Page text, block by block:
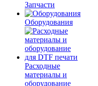
Запчасти
Оборудования
Расходные
материалы и
оборудование